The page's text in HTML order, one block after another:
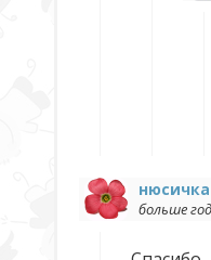
нюсичка
больше